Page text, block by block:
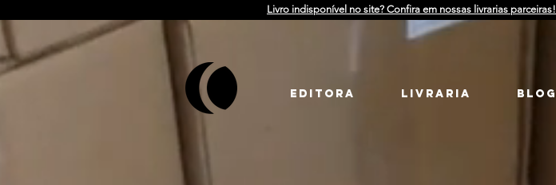
Livro indisponível no site? Confira em nossas livrarias parceiras!
EDITORA LIVRARIA Blog